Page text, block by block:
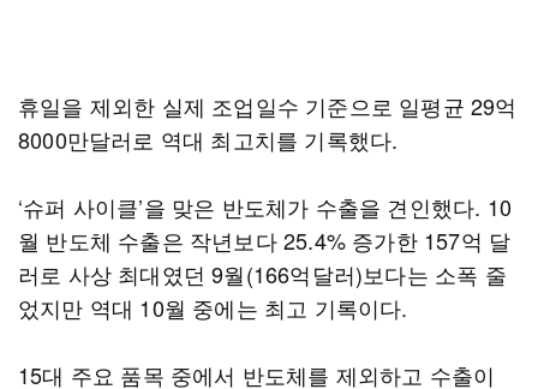
휴일을 제외한 실제 조업일수 기준으로 일평균 29억
8000만달러로 역대 최고치를 기록했다.
‘슈퍼 사이클’을 맞은 반도체가 수출을 견인했다. 10
월 반도체 수출은 작년보다 25.4% 증가한 157억 달
러로 사상 최대였던 9월(166억달러)보다는 소폭 줄
었지만 역대 10월 중에는 최고 기록이다.
15대 주요 품목 중에서 반도체를 제외하고 수출이